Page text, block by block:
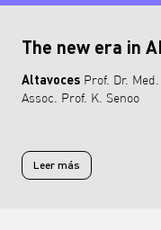
The new era in
Altavoces Prof. Dr.
Assoc. Prof. K. Senoo
Leer másLeer más sobre The